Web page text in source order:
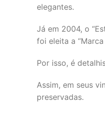
elegantes.
Já em 2004, o
foi eleita a
Por isso, é
Assim, em seus
preservadas.